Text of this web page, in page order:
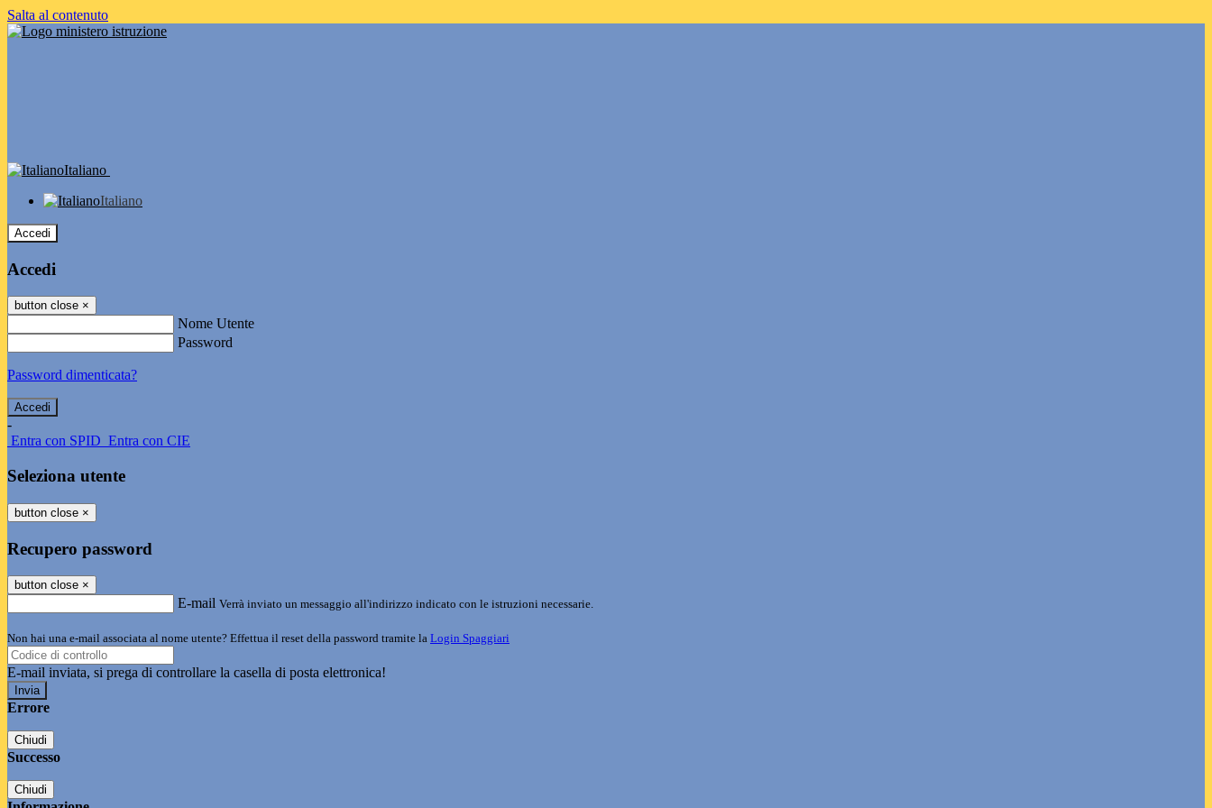
Salta al contenuto
Italiano
Italiano
Accedi
Accedi
button close ×
Nome Utente
Password
Password dimenticata?
-
Entra con SPID Entra con CIE
Seleziona utente
button close ×
Recupero password
button close ×
E-mail Verrà inviato un messaggio all'indirizzo indicato con le istruzioni necessarie.
Non hai una e-mail associata al nome utente? Effettua il reset della password tramite la Login Spaggiari
E-mail inviata, si prega di controllare la casella di posta elettronica!
Errore
Chiudi
Successo
Chiudi